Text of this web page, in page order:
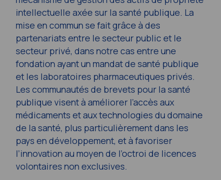
intellectuelle axée sur la santé publique. La
mise en commun se fait grâce à des
partenariats entre le secteur public et le
secteur privé, dans notre cas entre une
fondation ayant un mandat de santé publique
et les laboratoires pharmaceutiques privés.
Les communautés de brevets pour la santé
publique visent à améliorer l’accès aux
médicaments et aux technologies du domaine
de la santé, plus particulièrement dans les
pays en développement, et à favoriser
l’innovation au moyen de l’octroi de licences
volontaires non exclusives.